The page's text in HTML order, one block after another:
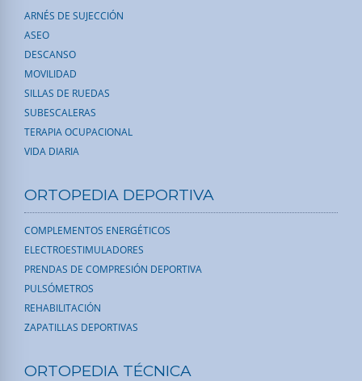
ARNÉS DE SUJECCIÓN
ASEO
DESCANSO
MOVILIDAD
SILLAS DE RUEDAS
SUBESCALERAS
TERAPIA OCUPACIONAL
VIDA DIARIA
ORTOPEDIA DEPORTIVA
COMPLEMENTOS ENERGÉTICOS
ELECTROESTIMULADORES
PRENDAS DE COMPRESIÓN DEPORTIVA
PULSÓMETROS
REHABILITACIÓN
ZAPATILLAS DEPORTIVAS
ORTOPEDIA TÉCNICA